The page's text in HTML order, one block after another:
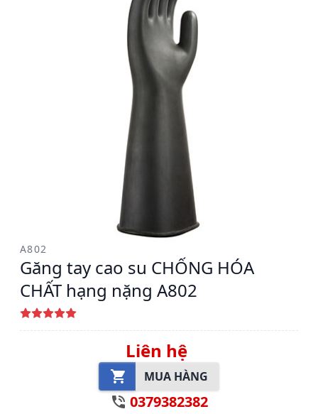
A802
Găng tay cao su CHỐNG HÓA
CHẤT hạng nặng A802
Liên hệ
MUA HÀNG
0379382382